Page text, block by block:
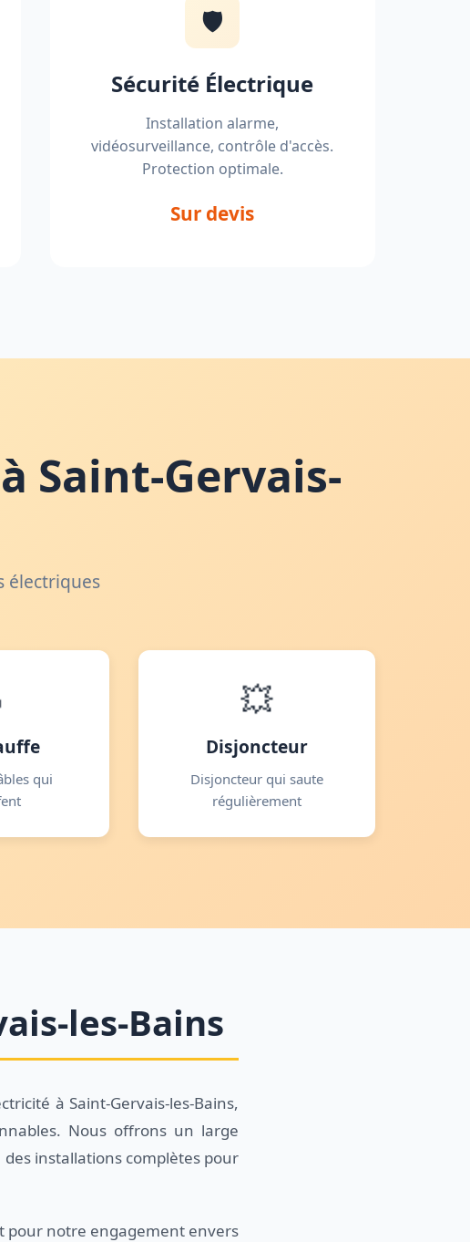
🛡️
Sécurité Électrique
Installation alarme,
vidéosurveillance, contrôle d'accès.
Protection optimale.
Sur devis
Saint-Gervais-
électriques
qui
💥
Disjoncteur
Disjoncteur qui saute
régulièrement
les-Bains
à Saint-Gervais-les-Bains,
Nous offrons un large
installations complètes pour
pour notre engagement envers